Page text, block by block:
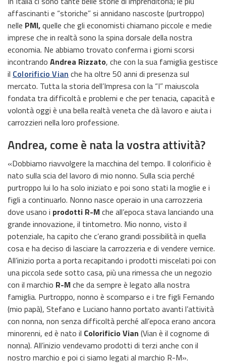
affascinanti e “storiche” si annidano nascoste (purtroppo)
nelle PMI,quelle che gli economisti chiamano piccole e medie
imprese che in realtà sono la spina dorsale della nostra
economia. Ne abbiamo trovato conferma i giorni scorsi
incontrando Andrea Rizzato, che con la sua famiglia gestisce
il Colorificio Vian che ha oltre 50 anni di presenza sul
mercato. Tutta la storia dell’Impresa con la “I” maiuscola
fondata tra difficoltà e problemi e che per tenacia, capacità e
volontà oggi è una bella realtà veneta che dà lavoro e aiuta i
carrozzieri nella loro professione.
Andrea, come è nata la vostra attività?
«Dobbiamo riavvolgere la macchina del tempo. Il colorificio è
nato sulla scia del lavoro di mio nonno. Sulla scia perché
purtroppo lui lo ha solo iniziato e poi sono stati la moglie e i
figli a continuarlo. Nonno nasce operaio in una carrozzeria
dove usano i prodotti R-Mche all’epoca stava lanciando una
grande innovazione, il tintometro. Mio nonno, visto il
potenziale, ha capito che c’erano grandi possibilità in quella
cosa e ha deciso di lasciare la carrozzeria e di vendere vernice.
All’inizio porta a porta recapitando i prodotti miscelati poi con
una piccola sede sotto casa, più una rimessa che un negozio
con il marchio R-Mche da sempre è legato alla nostra
famiglia. Purtroppo, nonno è scomparso e i tre figli Fernando
(mio papà), Stefano e Luciano hanno portato avanti l’attività
con nonna, non senza difficoltà perché all’epoca erano ancora
minorenni, ed è nato il Colorificio Vian (Vian è il cognome di
nonna). All’inizio vendevamo prodotti di terzi anche con il
nostro marchio e poi ci siamo legati al marchio R-M».